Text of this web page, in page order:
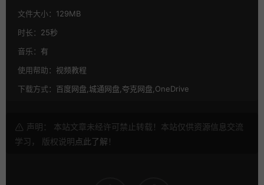
文件大小： 129MB
时长： 25秒
音乐： 有
使用帮助： 视频教程
下载方式： 百度网盘,城通网盘,夸克网盘,OneDrive
声明： 本站文章未经许可禁止转载！本站仅供资源信息交流
学习， 版权说明点此了解 ！